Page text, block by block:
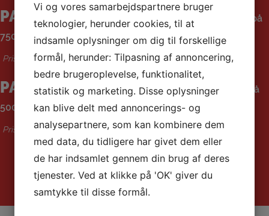
PAKKE 2: 2 af ovenstående reklamer +
Gavekort på
750 kr. til indendørsaktiviteter i HGI
Pris: 3.000 kr. pr år
PAKKE 3: 1 af ovenstående reklamer +Gavekort på
500 kr. til indendørsaktiviteter i HGI
Pris: 1.500 kr. pr år
Vi og vores samarbejdspartnere bruger
teknologier, herunder cookies, til at
indsamle oplysninger om dig til forskellige
formål, herunder: Tilpasning af annoncering,
bedre brugeroplevelse, funktionalitet,
statistik og marketing. Disse oplysninger
kan blive delt med annoncerings- og
analysepartnere, som kan kombinere dem
med data, du tidligere har givet dem eller
de har indsamlet gennem din brug af deres
tjenester. Ved at klikke på 'OK' giver du
samtykke til disse formål.